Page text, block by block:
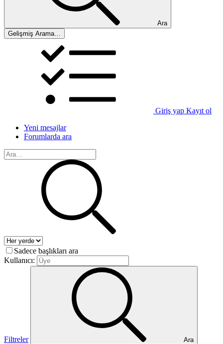
Ara
Gelişmiş Arama…
Giriş yap Kayıt ol
Yeni mesajlar
Forumlarda ara
Sadece başlıkları ara
Kullanıcı:
Filtreler Ara